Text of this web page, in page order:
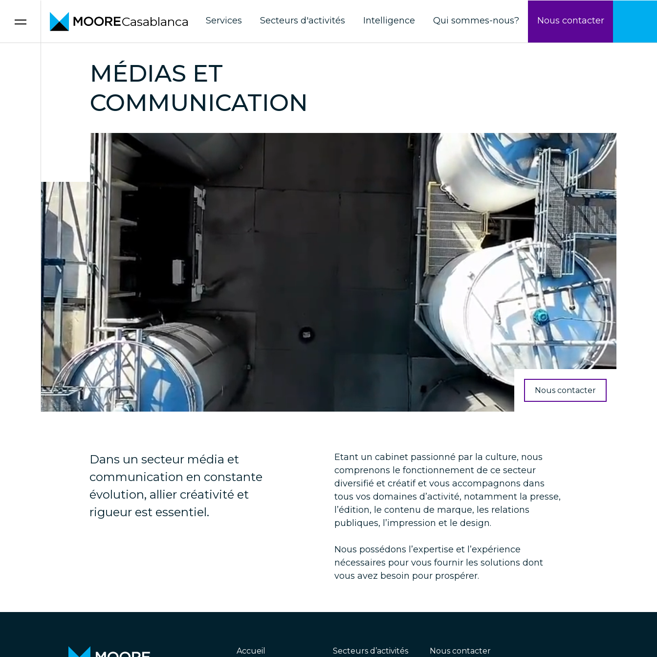
Casablanca Services Secteurs d'activités Intelligence Qui sommes-nous? Nous contacter
MÉDIAS ET
COMMUNICATION
Nous contacter
Dans un secteur média et
communication en constante
évolution, allier créativité et
rigueur est essentiel.
Etant un cabinet passionné par la culture, nous
comprenons le fonctionnement de ce secteur
diversifié et créatif et vous accompagnons dans
tous vos domaines d’activité, notamment la presse,
l’édition, le contenu de marque, les relations
publiques, l’impression et le design.
Nous possédons l’expertise et l’expérience
nécessaires pour vous fournir les solutions dont
vous avez besoin pour prospérer.
Accueil Secteurs d’activités Nous contacter